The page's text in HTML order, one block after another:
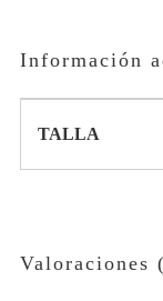
Información
TALLA
Valoraciones